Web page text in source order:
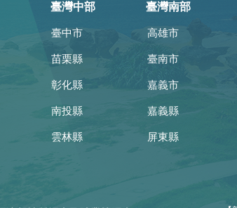
臺灣中部
臺中市
苗栗縣
彰化縣
南投縣
雲林縣
臺灣南部
高雄市
臺南市
嘉義市
嘉義縣
屏東縣